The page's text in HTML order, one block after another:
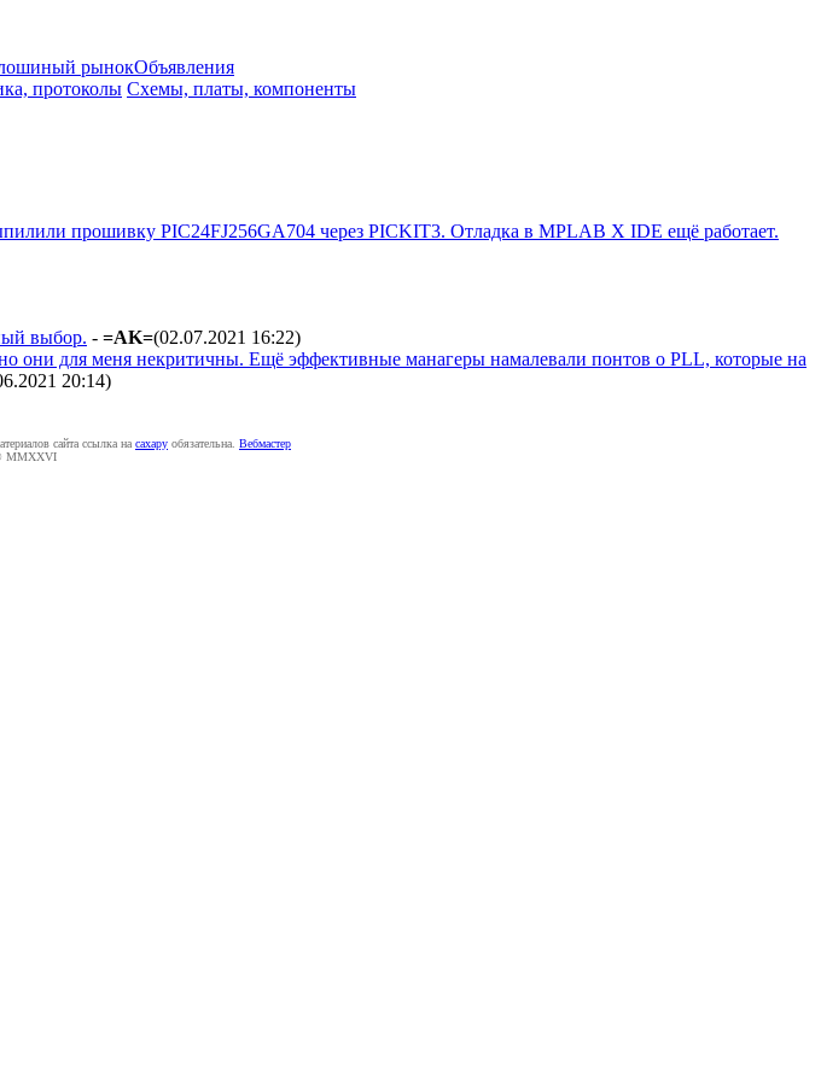
рынокОбъявления
протоколы Схемы, платы, компоненты
прошивку PIC24FJ256GA704 через PICKIT3. Отладка в MPLAB X IDE ещё работает.
выбор. - =AK=(02.07.2021 16:22)
они для меня некритичны. Ещё эффективные манагеры намалевали понтов о PLL, которые на
20:14)
сайта ссылка на caxapу обязательна. Вебмастер
MMXXVI